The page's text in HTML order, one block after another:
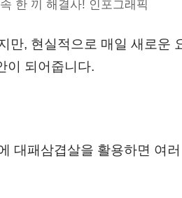
한 끼 해결사! 인포그래픽
만, 현실적으로 매일 새로운
이 되어줍니다.
대패삼겹살을 활용하면 여러